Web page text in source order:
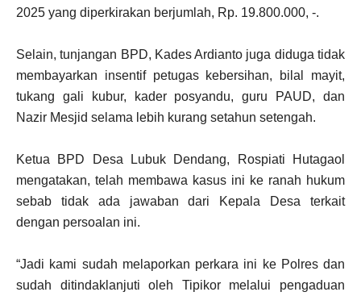
2025 yang diperkirakan berjumlah, Rp. 19.800.000, -.
Selain, tunjangan BPD, Kades Ardianto juga diduga tidak
membayarkan insentif petugas kebersihan, bilal mayit,
tukang gali kubur, kader posyandu, guru PAUD, dan
Nazir Mesjid selama lebih kurang setahun setengah.
Ketua BPD Desa Lubuk Dendang, Rospiati Hutagaol
mengatakan, telah membawa kasus ini ke ranah hukum
sebab tidak ada jawaban dari Kepala Desa terkait
dengan persoalan ini.
“Jadi kami sudah melaporkan perkara ini ke Polres dan
sudah ditindaklanjuti oleh Tipikor melalui pengaduan